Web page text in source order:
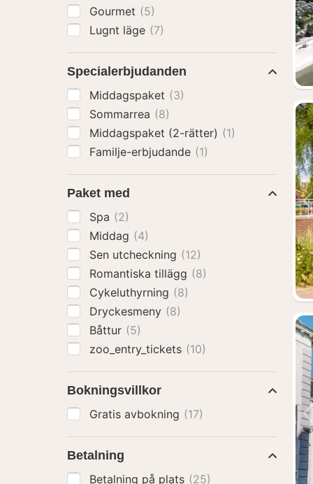
Gourmet (5)
Lugnt läge (7)
Specialerbjudanden
Middagspaket (3)
Sommarrea (8)
Middagspaket (2-rätter) (1)
Familje-erbjudande (1)
Paket med
Spa (2)
Middag (4)
Sen utcheckning (12)
Romantiska tillägg (8)
Cykeluthyrning (8)
Dryckesmeny (8)
Båttur (5)
zoo_entry_tickets (10)
Bokningsvillkor
Gratis avbokning (17)
Betalning
Betalning på plats (25)